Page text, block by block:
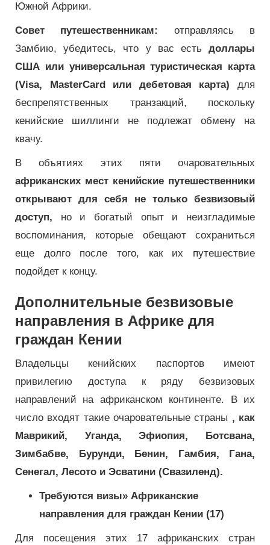
Южной Африки.
Совет путешественникам:
отправляясь в
Замбию, убедитесь, что у вас есть доллары
США или универсальная туристическая карта
(Visa, MasterCard или дебетовая карта) для
беспрепятственных транзакций, поскольку
кенийские шиллинги не подлежат обмену на
квачу.
В объятиях этих пяти очаровательных
африканских мест кенийские путешественники
открывают для себя не только безвизовый
доступ, но и богатый опыт и неизгладимые
воспоминания, которые обещают сохраниться
еще долго после того, как их путешествие
подойдет к концу.
Дополнительные безвизовые
направления в Африке для
граждан Кении
Владельцы кенийских паспортов имеют
привилегию доступа к ряду безвизовых
направлений на африканском континенте. В их
число входят такие очаровательные страны , как
Маврикий, Уганда, Эфиопия, Ботсвана,
Зимбабве, Бурунди, Бенин, Гамбия, Гана,
Сенегал, Лесото и Эсватини (Свазиленд).
Требуются визы» Африканские
направления для граждан Кении (17)
Для посещения этих 17 африканских стран